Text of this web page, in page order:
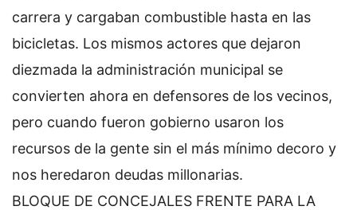
carrera y cargaban combustible hasta en las
bicicletas. Los mismos actores que dejaron
diezmada la administración municipal se
convierten ahora en defensores de los vecinos,
pero cuando fueron gobierno usaron los
recursos de la gente sin el más mínimo decoro y
nos heredaron deudas millonarias.
BLOQUE DE CONCEJALES FRENTE PARA LA